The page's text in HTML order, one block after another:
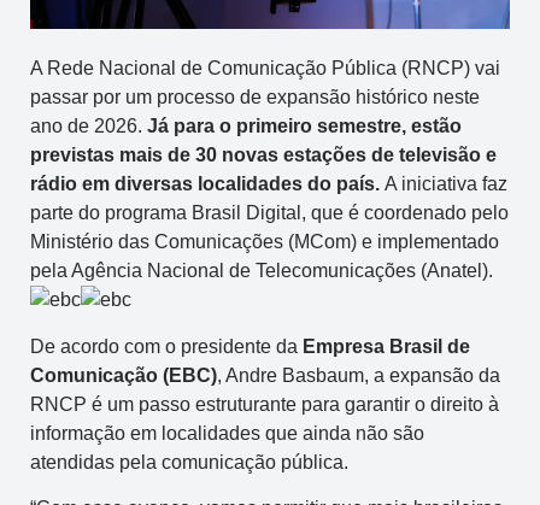
A Rede Nacional de Comunicação Pública (RNCP) vai
passar por um processo de expansão histórico neste
ano de 2026. Já para o primeiro semestre, estão
previstas mais de 30 novas estações de televisão e
rádio em diversas localidades do país. A iniciativa faz
parte do programa Brasil Digital, que é coordenado pelo
Ministério das Comunicações (MCom) e implementado
pela Agência Nacional de Telecomunicações (Anatel).
De acordo com o presidente da Empresa Brasil de
Comunicação (EBC), Andre Basbaum, a expansão da
RNCP é um passo estruturante para garantir o direito à
informação em localidades que ainda não são
atendidas pela comunicação pública.